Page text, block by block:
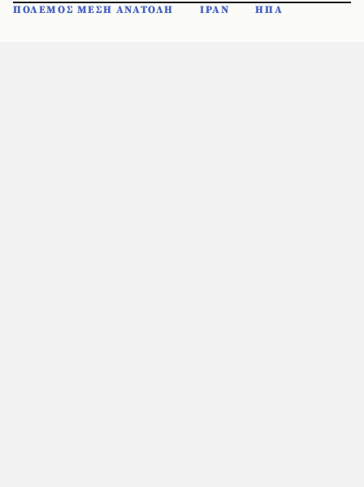
ΠΟΛΕΜΟΣ ΜΕΣΗ ΑΝΑΤΟΛΗ ΙΡΑΝ ΗΠΑ